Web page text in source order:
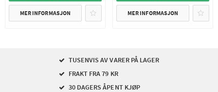
MER INFORMASJON MER INFORMASJON
TUSENVIS AV VARER PÅ LAGER
FRAKT FRA 79 KR
30 DAGERS ÅPENT KJØP